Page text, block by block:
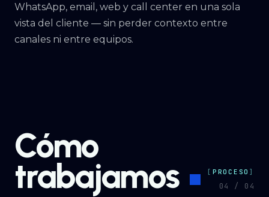
WhatsApp, email, web y call center en una sola
vista del cliente — sin perder contexto entre
canales ni entre equipos.
Cómo
trabajamos PROCESO
04 / 04